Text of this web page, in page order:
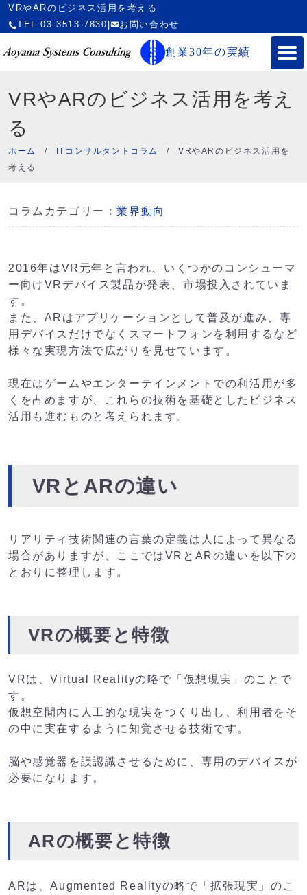
VRやARのビジネス活用を考える
TEL:03-3513-7830
お問い合わせ
創業30年の実績
VRやARのビジネス活用を考え
る
ホーム / ITコンサルタントコラム /VRやARのビジネス活用を
考える
コラムカテゴリー：業界動向
2016年はVR元年と言われ、いくつかのコンシューマ
ー向けVRデバイス製品が発表、市場投入されていま
す。
また、ARはアプリケーションとして普及が進み、専
用デバイスだけでなくスマートフォンを利用するなど
様々な実現方法で広がりを見せています。
現在はゲームやエンターテインメントでの利活用が多
くを占めますが、これらの技術を基礎としたビジネス
活用も進むものと考えられます。
VRとARの違い
リアリティ技術関連の言葉の定義は人によって異なる
場合がありますが、ここではVRとARの違いを以下の
とおりに整理します。
VRの概要と特徴
VRは、Virtual Realityの略で「仮想現実」のことで
す。
仮想空間内に人工的な現実をつくり出し、利用者をそ
の中に実在するように知覚させる技術です。
脳や感覚器を誤認識させるために、専用のデバイスが
必要になります。
ARの概要と特徴
ARは、Augmented Realityの略で「拡張現実」のこ